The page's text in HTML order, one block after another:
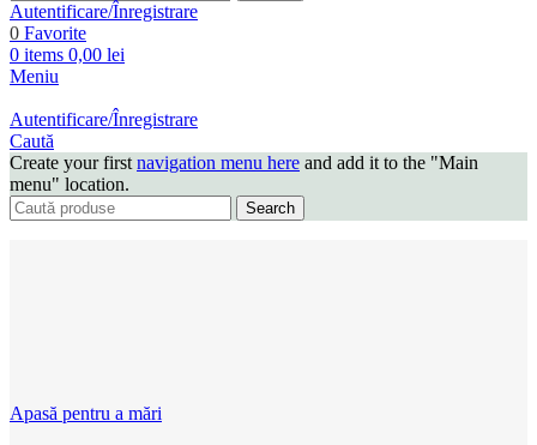
Autentificare/Înregistrare
0 Favorite
0 items 0,00 lei
Meniu
Autentificare/Înregistrare
Caută
Create your first navigation menu here and add it to the "Main
menu" location.
Search
Apasă pentru a mări